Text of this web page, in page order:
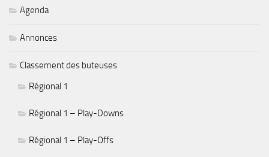
Agenda
Annonces
Classement des buteuses
Régional 1
Régional 1 – Play-Downs
Régional 1 – Play-Offs